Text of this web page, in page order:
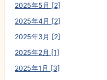
2025年5月 [2]
2025年4月 [2]
2025年3月 [2]
2025年2月 [1]
2025年1月 [3]